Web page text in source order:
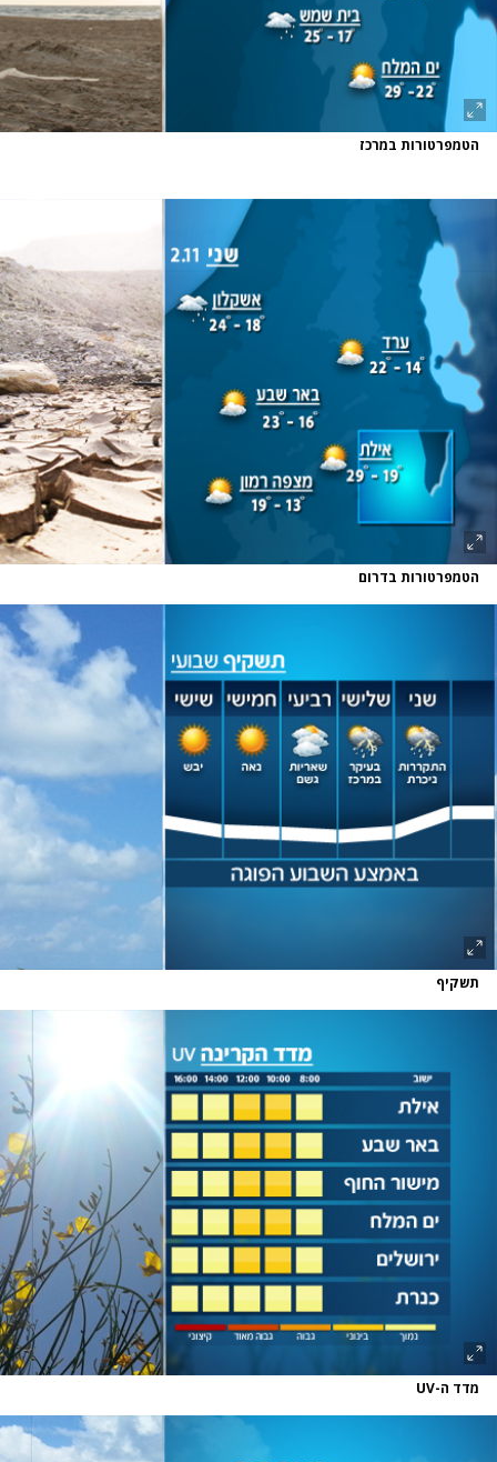
הטמפרטורות במרכז
הטמפרטורות בדרום
תשקיף
מדד ה-UV